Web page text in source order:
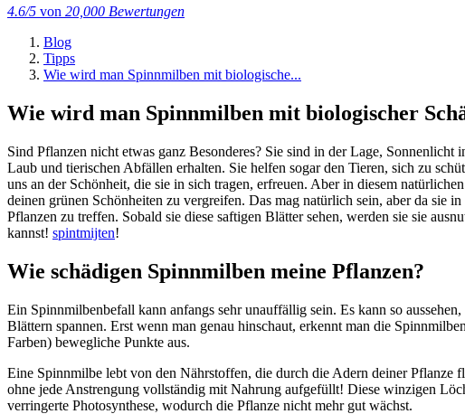
4.6/5 von 20,000 Bewertungen
Blog
Tipps
Wie wird man Spinnmilben mit biologische...
Wie wird man Spinnmilben mit biologischer
Sind Pflanzen nicht etwas ganz Besonderes? Sie sind in der Lage,
Laub und tierischen Abfällen erhalten. Sie helfen sogar den Tieren, sich zu
uns an der Schönheit, die sie in sich tragen, erfreuen. Aber in diesem
deinen grünen Schönheiten zu vergreifen. Das mag natürlich sein, aber da sie
Pflanzen zu treffen. Sobald sie diese saftigen Blätter sehen, werden sie sie
kannst! spintmijten!
Wie schädigen Spinnmilben meine Pflanzen?
Ein Spinnmilbenbefall kann anfangs sehr unauffällig sein. Es kann so
Blättern spannen. Erst wenn man genau hinschaut, erkennt man die
Farben) bewegliche Punkte aus.
Eine Spinnmilbe lebt von den Nährstoffen, die durch die Adern deiner Pflanze
ohne jede Anstrengung vollständig mit Nahrung aufgefüllt! Diese winzigen
verringerte Photosynthese, wodurch die Pflanze nicht mehr gut wächst.